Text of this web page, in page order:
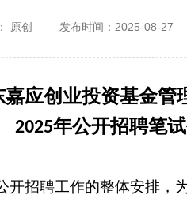
原创 发布时间：2025-08-27
嘉应创业投资基金管
2025年公开招聘笔
开招聘工作的整体安排，